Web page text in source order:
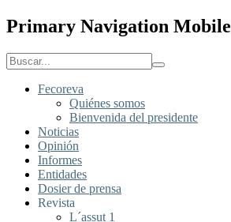
Primary Navigation Mobile
Fecoreva
Quiénes somos
Bienvenida del presidente
Noticias
Opinión
Informes
Entidades
Dosier de prensa
Revista
L´assut 1